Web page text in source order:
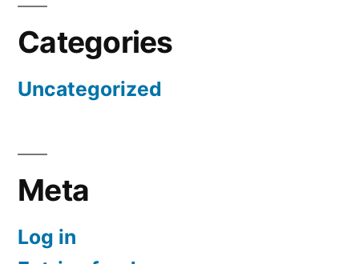
Categories
Uncategorized
Meta
Log in